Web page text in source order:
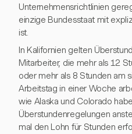
Unternehmensrichtlinien
einzige Bundesstaat mit
ist.
In Kalifornien gelten
Mitarbeiter, die mehr als 12
oder mehr als 8 Stunden am
Arbeitstag in einer Woche
wie Alaska und Colorado
Überstundenregelungen
mal den Lohn für Stunden